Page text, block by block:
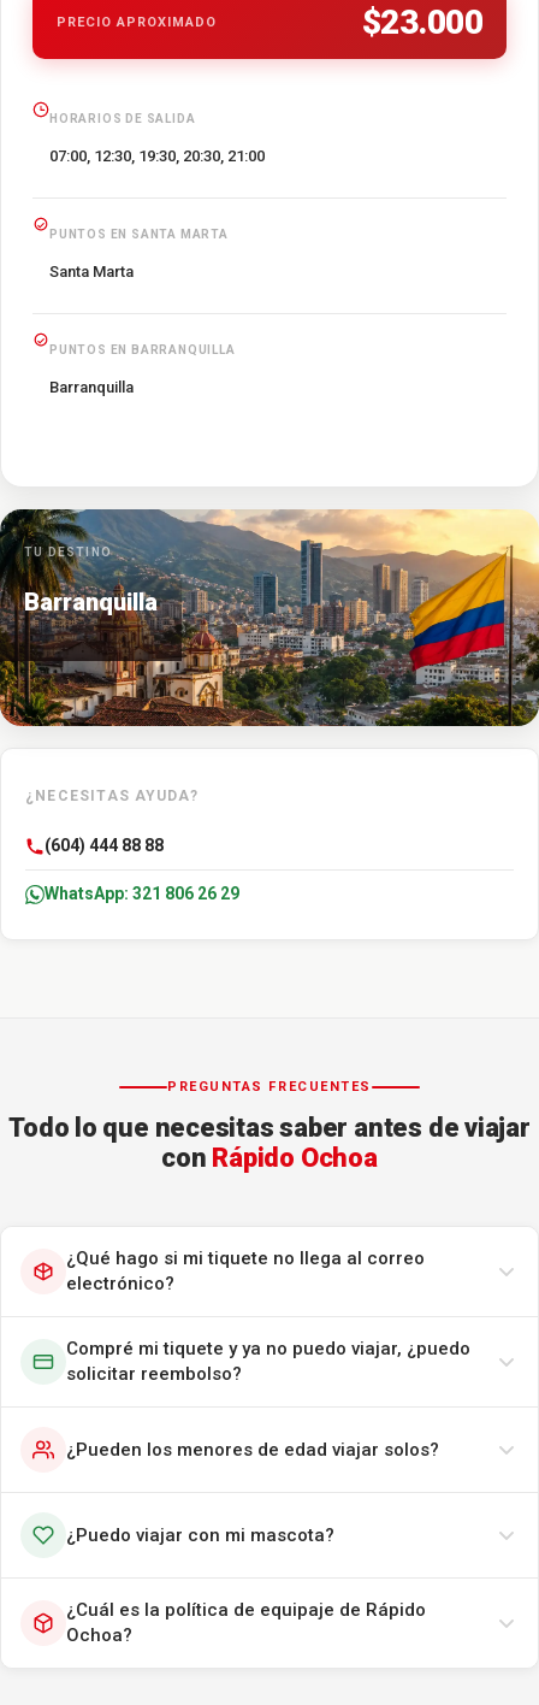
PRECIO APROXIMADO $23.000
HORARIOS DE SALIDA
07:00, 12:30, 19:30, 20:30, 21:00
PUNTOS EN SANTA MARTA
Santa Marta
PUNTOS EN BARRANQUILLA
Barranquilla
TU DESTINO
Barranquilla
¿NECESITAS AYUDA?
(604) 444 88 88
WhatsApp: 321 806 26 29
PREGUNTAS FRECUENTES
Todo lo que necesitas saber antes de viajar
con Rápido Ochoa
¿Qué hago si mi tiquete no llega al correo
electrónico?
Compré mi tiquete y ya no puedo viajar, ¿puedo
solicitar reembolso?
¿Pueden los menores de edad viajar solos?
¿Puedo viajar con mi mascota?
¿Cuál es la política de equipaje de Rápido
Ochoa?